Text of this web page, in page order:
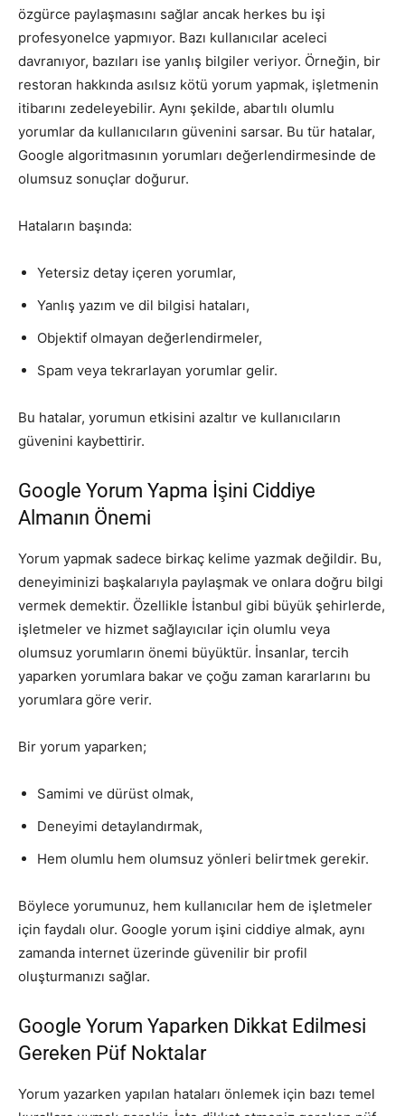
özgürce paylaşmasını sağlar ancak herkes bu işi
profesyonelce yapmıyor. Bazı kullanıcılar aceleci
davranıyor, bazıları ise yanlış bilgiler veriyor. Örneğin, bir
restoran hakkında asılsız kötü yorum yapmak, işletmenin
itibarını zedeleyebilir. Aynı şekilde, abartılı olumlu
yorumlar da kullanıcıların güvenini sarsar. Bu tür hatalar,
Google algoritmasının yorumları değerlendirmesinde de
olumsuz sonuçlar doğurur.
Hataların başında:
Yetersiz detay içeren yorumlar,
Yanlış yazım ve dil bilgisi hataları,
Objektif olmayan değerlendirmeler,
Spam veya tekrarlayan yorumlar gelir.
Bu hatalar, yorumun etkisini azaltır ve kullanıcıların
güvenini kaybettirir.
Google Yorum Yapma İşini Ciddiye
Almanın Önemi
Yorum yapmak sadece birkaç kelime yazmak değildir. Bu,
deneyiminizi başkalarıyla paylaşmak ve onlara doğru bilgi
vermek demektir. Özellikle İstanbul gibi büyük şehirlerde,
işletmeler ve hizmet sağlayıcılar için olumlu veya
olumsuz yorumların önemi büyüktür. İnsanlar, tercih
yaparken yorumlara bakar ve çoğu zaman kararlarını bu
yorumlara göre verir.
Bir yorum yaparken;
Samimi ve dürüst olmak,
Deneyimi detaylandırmak,
Hem olumlu hem olumsuz yönleri belirtmek gerekir.
Böylece yorumunuz, hem kullanıcılar hem de işletmeler
için faydalı olur. Google yorum işini ciddiye almak, aynı
zamanda internet üzerinde güvenilir bir profil
oluşturmanızı sağlar.
Google Yorum Yaparken Dikkat Edilmesi
Gereken Püf Noktalar
Yorum yazarken yapılan hataları önlemek için bazı temel